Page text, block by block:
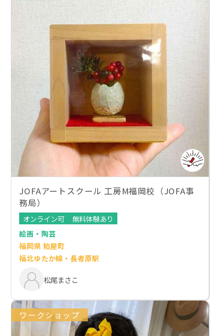
JOFAアートスクール 工房M福岡校（JOFA事
務局）
オンライン可
無料体験あり
絵画・陶芸
福岡県 粕屋町
福北ゆたか線・長者原駅
松尾まさこ
ワークショップ